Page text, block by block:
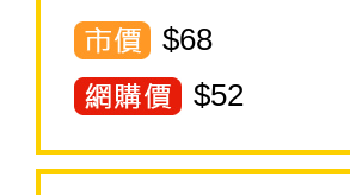
$68
$52